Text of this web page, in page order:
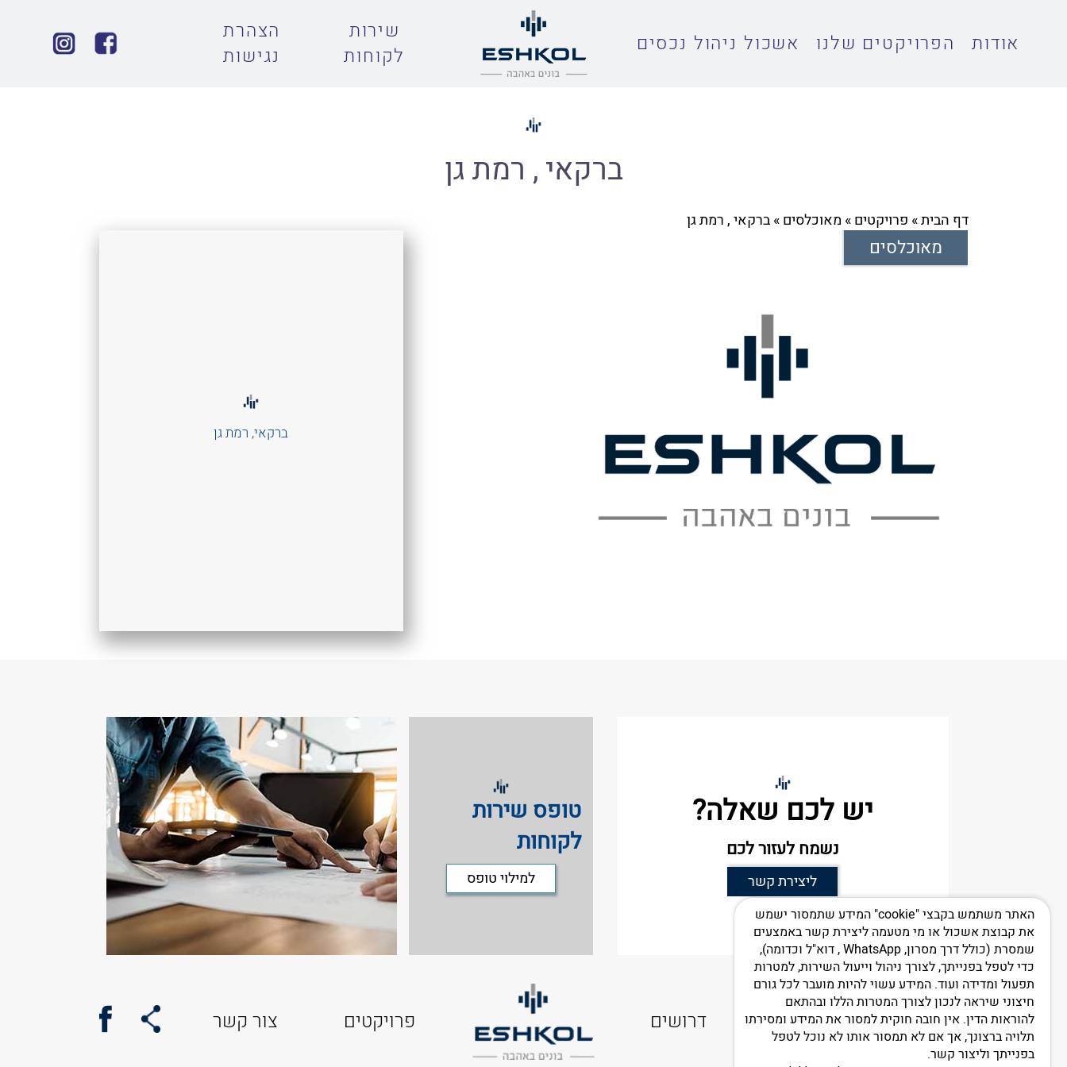
אודות הפרויקטים שלנו אשכול ניהול נכסים
שירות
לקוחות
הצהרת
נגישות
ברקאי , רמת גן
דף הבית» פרויקטים» מאוכלסים»ברקאי , רמת גן
מאוכלסים
ברקאי, רמת גן
יש לכם שאלה?
נשמח לעזור לכם
ליצירת קשר
טופס שירות
לקוחות
למילוי טופס
דף בית אודות דרושים פרויקטים צור קשר
האתר משתמש בקבצי "cookie" המידע שתמסור ישמש
את קבוצת אשכול או מי מטעמה ליצירת קשר באמצעים
שמסרת (כולל דרך מסרון, WhatsApp , דוא"ל וכדומה),
כדי לטפל בפנייתך, לצורך ניהול וייעול השירות, למטרות
תפעול ומדידה ועוד. המידע עשוי להיות מועבר לכל גורם
חיצוני שיראה לנכון לצורך המטרות הללו ובהתאם
להוראות הדין. אין חובה חוקית למסור את המידע ומסירתו
תלויה ברצונך, אך אם לא תמסור אותו לא נוכל לטפל
בפנייתך וליצור קשר.